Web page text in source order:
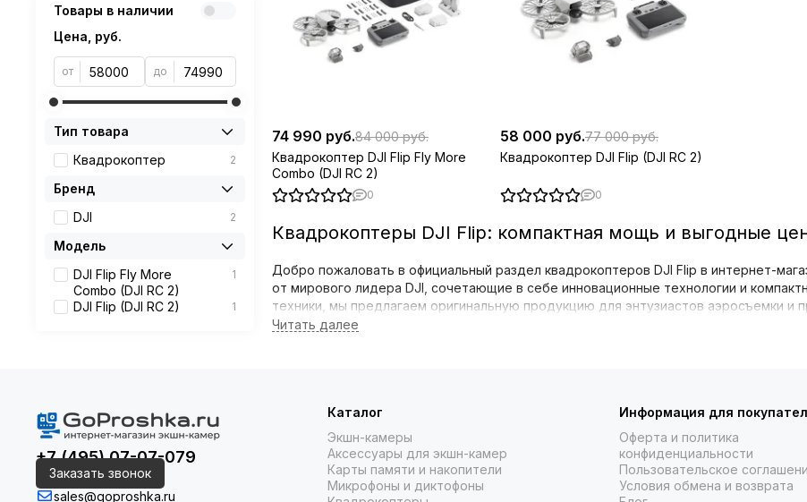
74 990 руб.84 000 руб.
Квадрокоптер DJI Flip Fly More
Combo (DJI RC 2)
0
58 000 руб.77 000 руб.
Квадрокоптер DJI Flip (DJI RC 2)
0
Квадрокоптеры DJI Flip: компактная мощь и выгодные
Добро пожаловать в официальный раздел квадрокоптеров DJI Flip в интернет-
от мирового лидера DJI, сочетающие в себе инновационные технологии и
техники, мы предлагаем оригинальную продукцию для энтузиастов аэросъемки и
Квадрокоптер DJI Flip (DJI RC 2)
— базовый комплект, включающий сам дрон и
Отличный выбор для тех, кто делает первые шаги в мире FPV-полетов или
Квадрокоптер DJI Flip Fly More Combo (DJI RC 2)
— расширенная
дополнительные аксессуары, которые увеличивают время полета и делают
Товары в наличии
Цена, руб.
от до
Тип товара
Квадрокоптер
2
Бренд
DJI
2
Модель
DJI Flip Fly More
Combo (DJI RC 2)
1
DJI Flip (DJI RC 2) 1
+7 (495) 07-07-079
Заказать звонок
sales@goproshka.ru
Каталог
Экшн-камеры
Аксессуары для экшн-камер
Карты памяти и накопители
Микрофоны и диктофоны
Информация для
Оферта и политика
конфиденциальности
Пользовательское
Условия обмена и возврата